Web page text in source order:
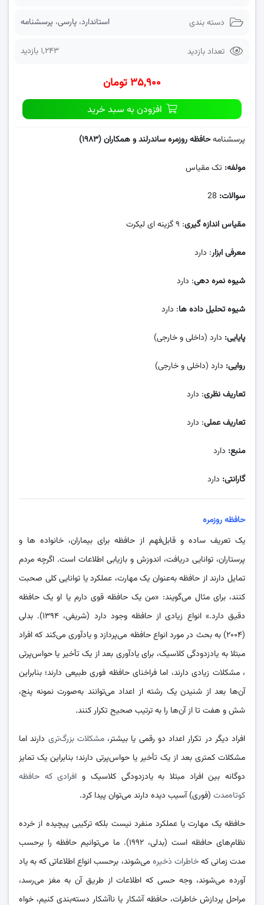
دسته بندی استاندارد، پارسی، پرسشنامه
تعداد بازدید 1,243 بازدید
۳۵,۹۰۰ تومان
افزودن به سبد خرید
پرسشنامهحافظه روزمره ساندرلند و همکاران (۱۹۸۳)
مولفه: تک مقیاس
سوالات:
مقیاس اندازه گیری: ۹ گزینه ای لیکرت
معرفی ابزار: دارد
شیوه نمره دهی: دارد
شیوه تحلیل داده ها: دارد
پایایی: دارد (داخلی و خارجی)
روایی: دارد (داخلی و خارجی)
تعاریف نظری: دارد
تعاریف عملی: دارد
منبع: دارد
گارانتی: دارد
حافظه روزمره
یک تعریف ساده و قابل‌فهم از حافظه برای بیماران، خانواده‌ ها و
پرستاران، توانایی دریافت، اندوزش و بازیابی اطلاعات است. اگرچه مردم
تمایل دارند از حافظه به‌عنوان یک مهارت، عملکرد یا توانایی کلی صحبت
کنند، برای مثال می‌گویند: «من یک حافظه قوی دارم یا او یک حافظه
دقیق دارد.» انواع زیادی از حافظه وجود دارد (شریفی، ۱۳۹۴). بدلی
(۲۰۰۴) به بحث در مورد انواع حافظه می‌پردازد و یادآوری می‌کند که افراد
مبتلا به یادزدودگی کلاسیک، برای یادآوری بعد از یک تأخیر یا حواس‌پرتی
، مشکلات زیادی دارند، اما فراخنای حافظه فوری طبیعی دارند؛ بنابراین
آن‌ها بعد از شنیدن یک رشته از اعداد می‌توانند به‌صورت نمونه پنج،
شش و هفت تا از آن‌ها را به ترتیب صحیح تکرار کنند.
افراد دیگر در تکرار اعداد دو رقمی یا بیشتر،مشکلات بزرگ‌تری دارند اما
مشکلات کمتری بعد از یک تأخیر یا حواس‌پرتی دارند؛ بنابراین یک تمایز
دوگانه بین افراد مبتلا به یادزدودگی کلاسیک و افرادی که حافظه
کوتاه‌مدت (فوری) آسیب دیده دارند می‌توان پیدا کرد.
حافظه ‌یک مهارت یا عملکرد منفرد نیست بلکه ترکیبی پیچیده از خرده
نظام‌های حافظه است (بدلی، ۱۹۹۲). ما می‌توانیم حافظه را برحسب
مدت زمانی کهخاطرات ذخیره می‌شوند، برحسب انواع اطلاعاتی که به یاد
آورده می‌شوند، وجه حسی که اطلاعات از طریق آن به مغز می‌رسد،
مراحل پردازش خاطرات، حافظه آشکار یا ناآشکار دسته‌بندی کنیم، خواه